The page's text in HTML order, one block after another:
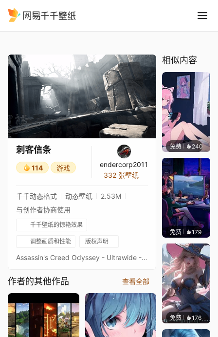
刺客信条
114 游戏
endercorp2011
332 张壁纸
千千动态格式 动态壁纸
2.53M
与创作者协商使用
千千壁纸的惊艳效果
调整画质和性能 版权声明
Assassin's Creed Odyssey - Ultrawide - 3440x1440Image quality is a priority, high-end setup recommendedKeywords : Game, Stone, Ancient, Medieval, Scene, 1440p, HD
作者的其他作品 查看全部
相似内容
免费 240好看
免费 179
免费 176｡